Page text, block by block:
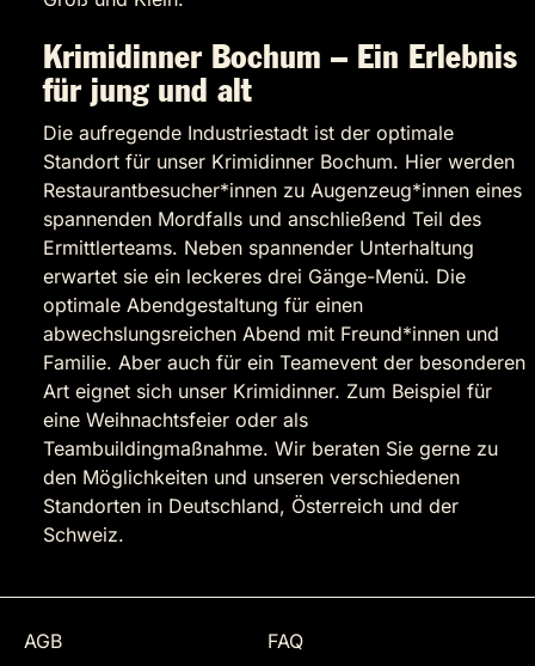
Krimidinner Bochum – Ein Erlebnis
für jung und alt
Die aufregende Industriestadt ist der optimale
Standort für unser Krimidinner Bochum. Hier werden
Restaurantbesucher*innen zu Augenzeug*innen eines
spannenden Mordfalls und anschließend Teil des
Ermittlerteams. Neben spannender Unterhaltung
erwartet sie ein leckeres drei Gänge-Menü. Die
optimale Abendgestaltung für einen
abwechslungsreichen Abend mit Freund*innen und
Familie. Aber auch für ein Teamevent der besonderen
Art eignet sich unser Krimidinner. Zum Beispiel für
eine Weihnachtsfeier oder als
Teambuildingmaßnahme. Wir beraten Sie gerne zu
den Möglichkeiten und unseren verschiedenen
Standorten in Deutschland, Österreich und der
Schweiz.
AGB FAQ